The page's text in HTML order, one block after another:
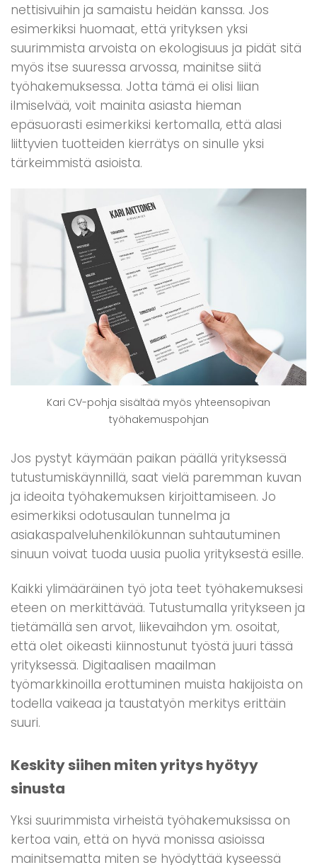
nettisivuihin ja samaistu heidän kanssa. Jos
esimerkiksi huomaat, että yrityksen yksi
suurimmista arvoista on ekologisuus ja pidät sitä
myös itse suuressa arvossa, mainitse siitä
työhakemuksessa. Jotta tämä ei olisi liian
ilmiselvää, voit mainita asiasta hieman
epäsuorasti esimerkiksi kertomalla, että alasi
liittyvien tuotteiden kierrätys on sinulle yksi
tärkeimmistä asioista.
Kari CV-pohja sisältää myös yhteensopivan
työhakemuspohjan
Jos pystyt käymään paikan päällä yrityksessä
tutustumiskäynnillä, saat vielä paremman kuvan
ja ideoita työhakemuksen kirjoittamiseen. Jo
esimerkiksi odotusaulan tunnelma ja
asiakaspalveluhenkilökunnan suhtautuminen
sinuun voivat tuoda uusia puolia yrityksestä esille.
Kaikki ylimääräinen työ jota teet työhakemuksesi
eteen on merkittävää. Tutustumalla yritykseen ja
tietämällä sen arvot, liikevaihdon ym. osoitat,
että olet oikeasti kiinnostunut työstä juuri tässä
yrityksessä. Digitaalisen maailman
työmarkkinoilla erottuminen muista hakijoista on
todella vaikeaa ja taustatyön merkitys erittäin
suuri.
Keskity siihen miten yritys hyötyy
sinusta
Yksi suurimmista virheistä työhakemuksissa on
kertoa vain, että on hyvä monissa asioissa
mainitsematta miten se hyödyttää kyseessä